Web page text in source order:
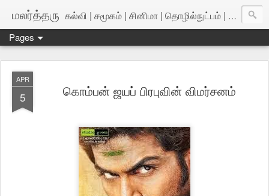
மலர்த்தரு கல்வி | சமூகம் | சினிமா | தொழில்நுட்பம் | அறிவியல்
Pages
APR
5 கொம்பன் ஜயப் பிரபுவின் விமர்சனம்